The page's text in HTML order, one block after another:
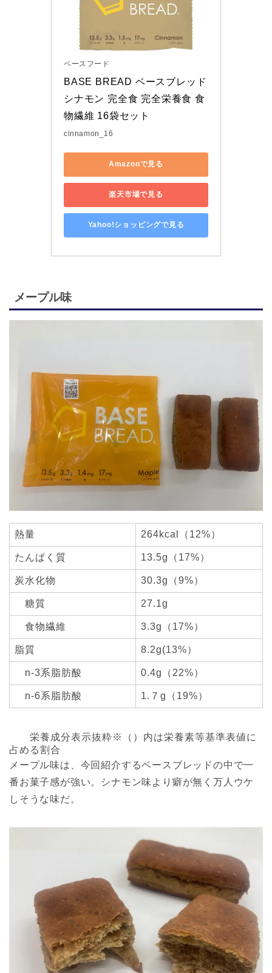
ベースフード
BASE BREAD ベースブレッド
シナモン 完全食 完全栄養食 食
物繊維 16袋セット
cinnamon_16
Amazonで見る
楽天市場で見る
Yahoo!ショッピングで見る
メープル味
熱量 264kcal（12%）
たんぱく質 13.5g（17%）
炭水化物 30.3g（9%）
糖質 27.1g
食物繊維 3.3g（17%）
脂質 8.2g(13%）
n-3系脂肪酸 0.4g（22%）
n-6系脂肪酸 1.７g（19%）
栄養成分表示抜粋※（）内は栄養素等基準表値に
占める割合
メープル味は、今回紹介するベースブレッドの中で一
番お菓子感が強い。シナモン味より癖が無く万人ウケ
しそうな味だ。